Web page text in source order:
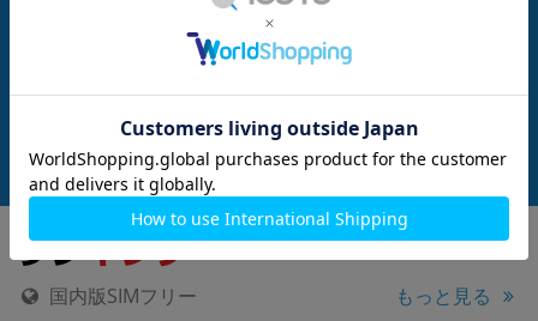
64,800 円
arrows Alpha M08 ブラック【国内
版SIMフリー】
発売日：2025/08
在庫数：5
中古Aランク 64,800
発売日：2025/08
未使用品
国内版SIMフリー もっと見る